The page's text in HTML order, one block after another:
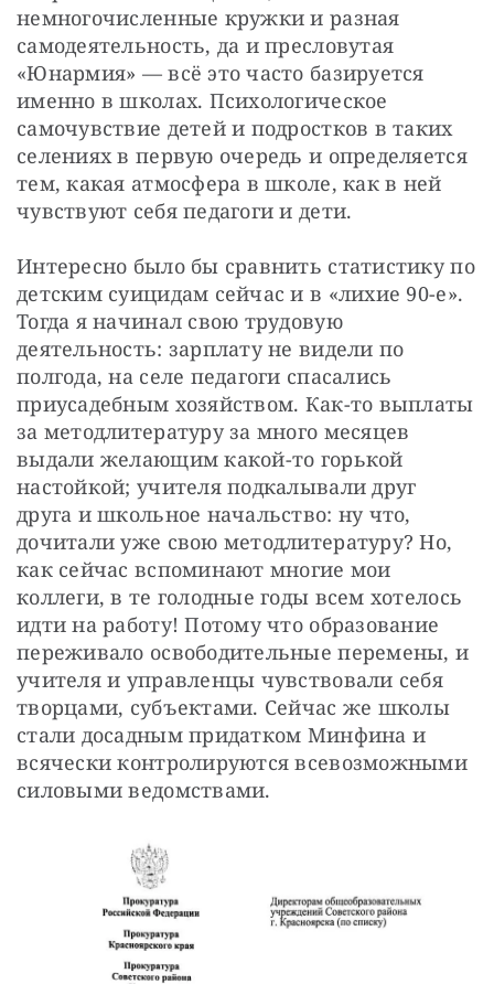
немногочисленные кружки и разная
самодеятельность, да и пресловутая
«Юнармия» — всё это часто базируется
именно в школах. Психологическое
самочувствие детей и подростков в таких
селениях в первую очередь и определяется
тем, какая атмосфера в школе, как в ней
чувствуют себя педагоги и дети.
Интересно было бы сравнить статистику по
детским суицидам сейчас и в «лихие 90-е».
Тогда я начинал свою трудовую
деятельность: зарплату не видели по
полгода, на селе педагоги спасались
приусадебным хозяйством. Как-то выплаты
за методлитературу за много месяцев
выдали желающим какой-то горькой
настойкой; учителя подкалывали друг
друга и школьное начальство: ну что,
дочитали уже свою методлитературу? Но,
как сейчас вспоминают многие мои
коллеги, в те голодные годы всем хотелось
идти на работу! Потому что образование
переживало освободительные перемены, и
учителя и управленцы чувствовали себя
творцами, субъектами. Сейчас же школы
стали досадным придатком Минфина и
всячески контролируются всевозможными
силовыми ведомствами.